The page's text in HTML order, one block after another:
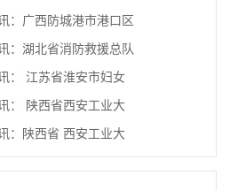
：广西防城港市港口区
：湖北省消防救援总队
： 江苏省淮安市妇女
： 陕西省西安工业大
：陕西省 西安工业大